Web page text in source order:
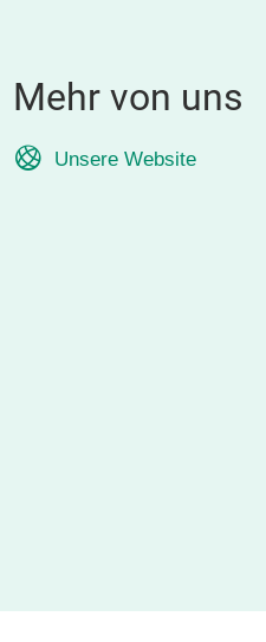
Mehr von uns
Unsere Website